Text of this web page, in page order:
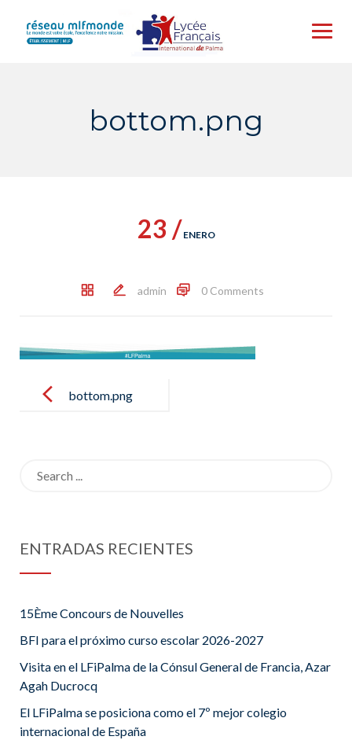
content
bottom.png
23 / ENERO
admin 0 Comments
navigationbottom.png
ENTRADAS RECIENTES
15Ème Concours de Nouvelles
BFI para el próximo curso escolar 2026-2027
Visita en el LFiPalma de la Cónsul General de Francia, Azar
Agah Ducrocq
El LFiPalma se posiciona como el 7º mejor colegio
internacional de España